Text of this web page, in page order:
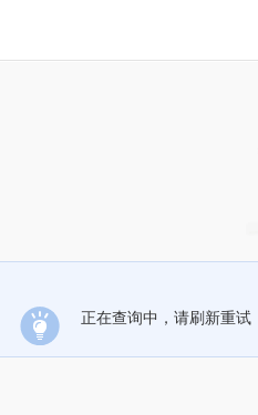
正在查询中，请刷新重试